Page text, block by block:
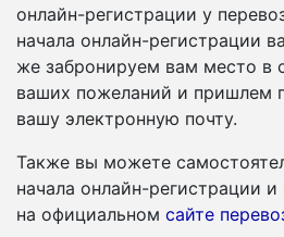
онлайн-регистрации у
начала онлайн-регистрации
же забронируем вам место в
ваших пожеланий и пришлем
вашу электронную почту.
Также вы можете
начала онлайн-регистрации
на официальном сайте